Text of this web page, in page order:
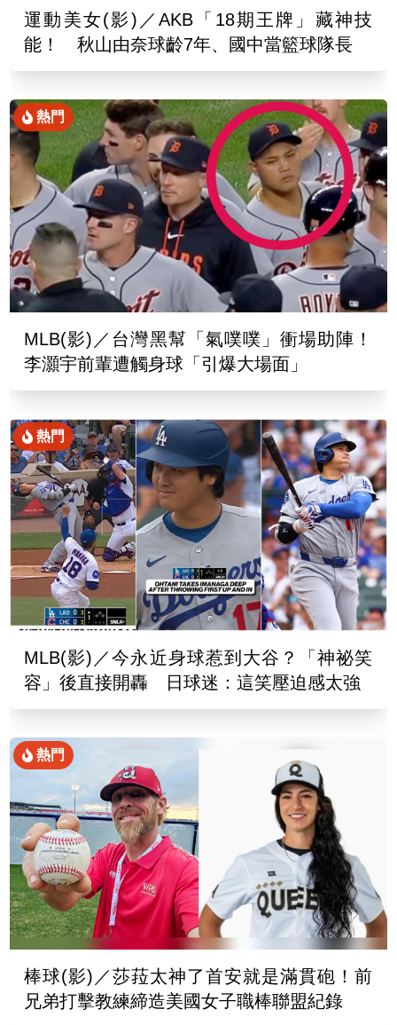
運動美女(影)／AKB「18期王牌」藏神技
能！ 秋山由奈球齡7年、國中當籃球隊長
熱門
MLB(影)／台灣黑幫「氣噗噗」衝場助陣！
李灝宇前輩遭觸身球「引爆大場面」
熱門
MLB(影)／今永近身球惹到大谷？「神祕笑
容」後直接開轟 日球迷：這笑壓迫感太強
熱門
棒球(影)／莎菈太神了首安就是滿貫砲！前
兄弟打擊教練締造美國女子職棒聯盟紀錄